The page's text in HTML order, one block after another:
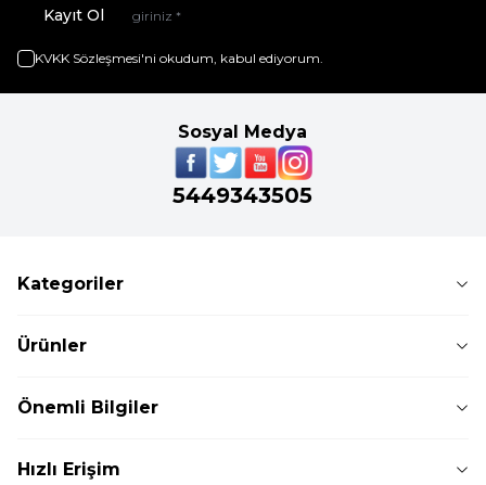
Kayıt Ol
KVKK Sözleşmesi'ni okudum, kabul ediyorum.
Sosyal Medya
5449343505
Kategoriler
Ürünler
Önemli Bilgiler
Hızlı Erişim